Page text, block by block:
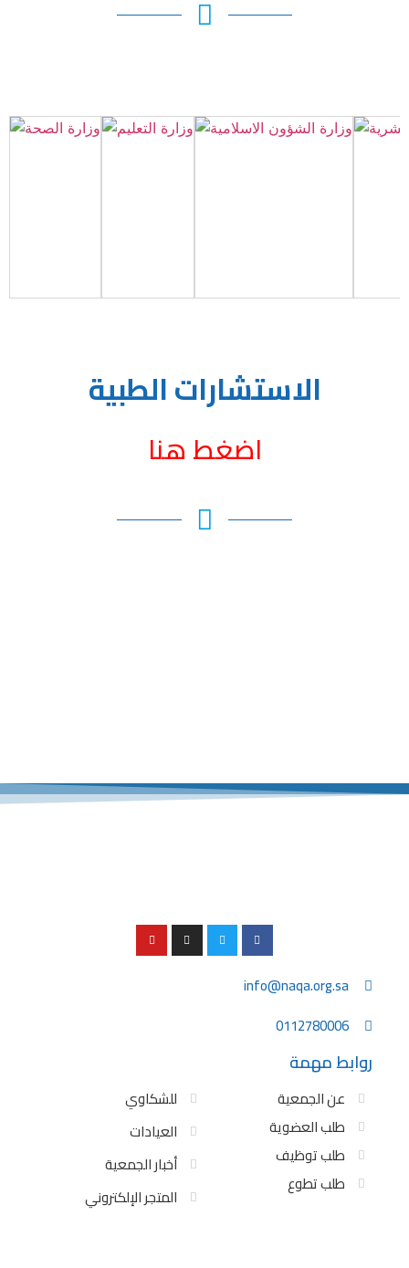
الاستشارات الطبية
اضغط هنا
info@naqa.org.sa
0112780006
روابط مهمة
عن الجمعية
طلب العضوية
طلب توظيف
طلب تطوع
للشكاوي
العيادات
أخبار الجمعية
المتجر الإلكتروني